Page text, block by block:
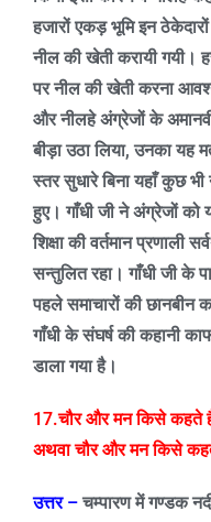
हजारों एकड़ भूमि इन
नील की खेती करायी गयी।
पर नील की खेती करना
और नीलहे अंग्रेजों के
बीड़ा उठा लिया,उनका यह
स्तर सुधारे बिना यहाँ कुछ भी
हुए। गाँधी जी ने अंग्रेजों को
शिक्षा की वर्तमान प्रणाली
सन्तुलित रहा। गाँधी जी के
पहले समाचारों की
गाँधी के संघर्ष की कहानी
डाला गया है।
17.चौर और मन किसे कहते
अथवा चौर और मन किसे
उत्तर – चम्पारण में गण्डक